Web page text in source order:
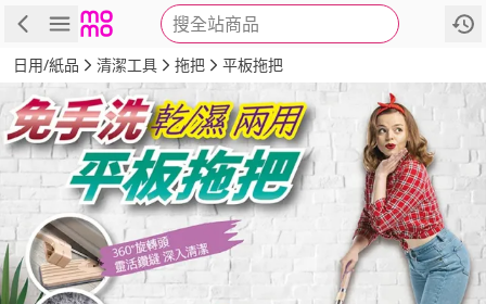
搜全站商品
商品 評價 詳情
日用/紙品 清潔工具 拖把 平板拖把